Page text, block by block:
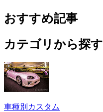
おすすめ記事
カテゴリから探す
車種別カスタム